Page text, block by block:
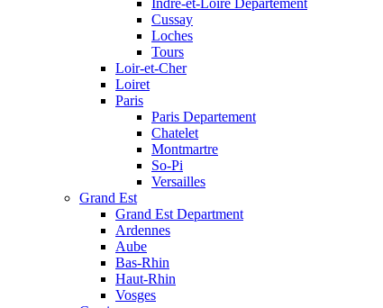
Indre-et-Loire Departement
Cussay
Loches
Tours
Loir-et-Cher
Loiret
Paris
Paris Departement
Chatelet
Montmartre
So-Pi
Versailles
Grand Est
Grand Est Department
Ardennes
Aube
Bas-Rhin
Haut-Rhin
Vosges